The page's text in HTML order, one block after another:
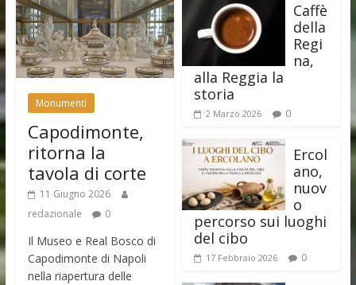
Monumenti
Capodimonte,
ritorna la
tavola di corte
11 Giugno 2026
redazionale
0
Il Museo e Real Bosco di
Capodimonte di Napoli
nella riapertura delle
Caffè
della
Regi
na,
alla Reggia la
storia
2 Marzo 2026 0
Ercol
ano,
nuov
o
percorso sui luoghi
del cibo
17 Febbraio 2026 0